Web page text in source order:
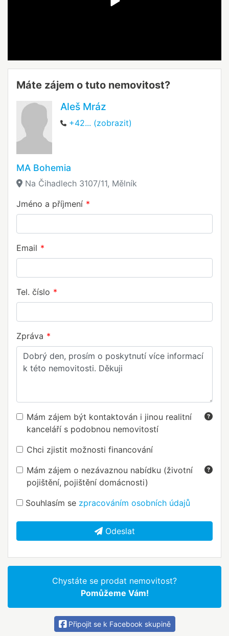
Máte zájem o tuto nemovitost?
Aleš Mráz
+42... (zobrazit)
MA Bohemia
Na Čihadlech 3107/11, Mělník
Jméno a příjmení
Email
Tel. číslo
Zpráva
Mám zájem být kontaktován i jinou realitní
kanceláří s podobnou nemovitostí
Chci zjistit možnosti financování
Mám zájem o nezávaznou nabídku (životní
pojištění, pojištění domácnosti)
Souhlasím se zpracováním osobních údajů
Odeslat
Chystáte se prodat nemovitost?
Pomůžeme Vám!
Připojit se k Facebook skupině